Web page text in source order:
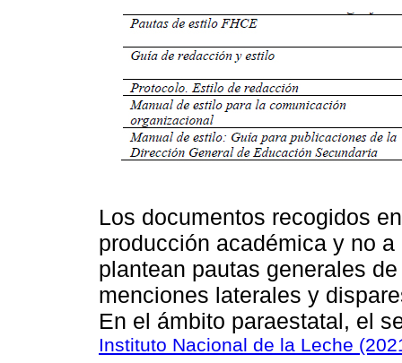
Los documentos recogidos
producción académica y no
plantean pautas generales
menciones laterales y
En el ámbito paraestatal, el
Instituto Nacional de la Leche